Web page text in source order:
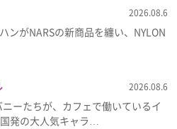
2026.08.6
ンがNARSの新商品を纏い、NYLON
2026.08.6
ーたちが、カフェで働いているイ
発の大人気キャラ…